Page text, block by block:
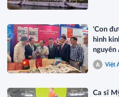
'Con
hình
nguyên
Việt
Ca sĩ